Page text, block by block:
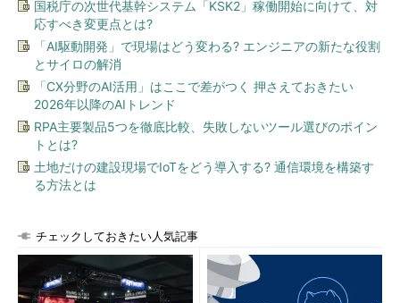
［個人用フォルダ］ダイアログ
［個人用フォルダ］－［全般］メニューから［パスワードの
変更］ボタンをクリックして、［パスワードの変更］の画面
を開く。
（1）ここをクリックする。
続いて［
パスワードの設定を行えばよい。
国税庁の次世代基幹システム「KSK2」稼働開始に向けて、対
応すべき変更点とは?
「AI駆動開発」で現場はどう変わる? エンジニアの新たな役割
とサイロの解消
「CX分野のAI活用」はここで差がつく 押さえておきたい
2026年以降のAIトレンド
RPA主要製品5つを徹底比較、失敗しないツール選びのポイン
トとは?
土地だけの建設現場でIoTをどう導入する? 通信環境を構築す
る方法とは
チェックしておきたい人気記事